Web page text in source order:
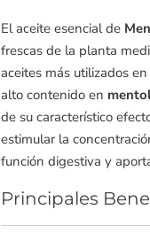
El aceite esencial de
frescas de la planta
aceites más utilizados
alto contenido en
de su característico
estimular la
función digestiva y
Principales